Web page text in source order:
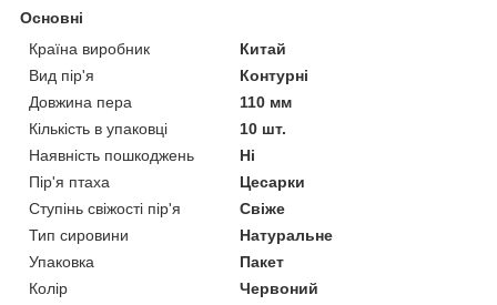
Основні
Країна виробник
Китай
Вид пір'я
Контурні
Довжина пера
110 мм
Кількість в упаковці
10 шт.
Наявність пошкоджень
Ні
Пір'я птаха
Цесарки
Ступінь свіжості пір'я
Свіже
Тип сировини
Натуральне
Упаковка
Пакет
Колір
Червоний